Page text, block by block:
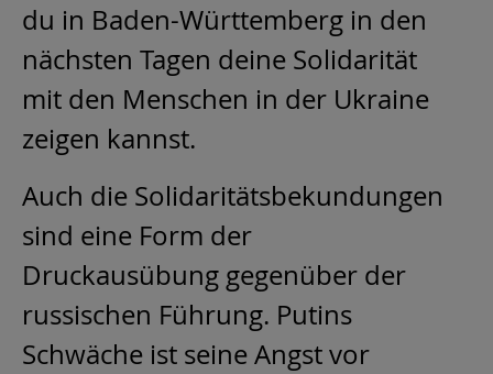
du in Baden-Württemberg in den
nächsten Tagen deine Solidarität
mit den Menschen in der Ukraine
zeigen kannst.
Auch die Solidaritätsbekundungen
sind eine Form der
Druckausübung gegenüber der
russischen Führung. Putins
Schwäche ist seine Angst vor